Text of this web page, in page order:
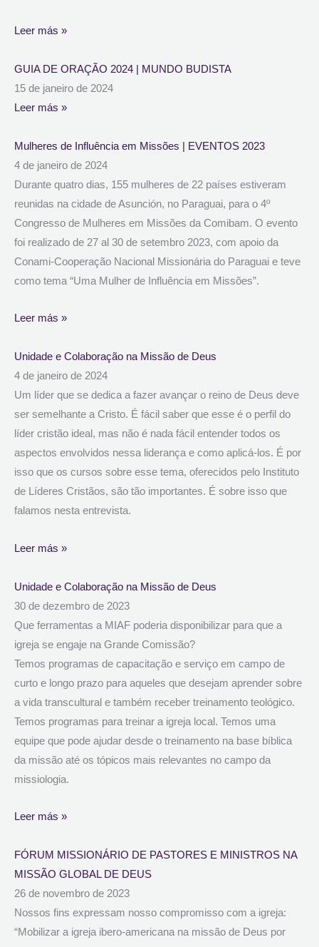
Leer más »
GUIA DE ORAÇÃO 2024 | MUNDO BUDISTA
15 de janeiro de 2024
Leer más »
Mulheres de Influência em Missões | EVENTOS 2023
4 de janeiro de 2024
Durante quatro dias, 155 mulheres de 22 países estiveram
reunidas na cidade de Asunción, no Paraguai, para o 4º
Congresso de Mulheres em Missões da Comibam. O evento
foi realizado de 27 al 30 de setembro 2023, com apoio da
Conami-Cooperação Nacional Missionária do Paraguai e teve
como tema “Uma Mulher de Influência em Missões”.
Leer más »
Unidade e Colaboração na Missão de Deus
4 de janeiro de 2024
Um líder que se dedica a fazer avançar o reino de Deus deve
ser semelhante a Cristo. É fácil saber que esse é o perfil do
líder cristão ideal, mas não é nada fácil entender todos os
aspectos envolvidos nessa liderança e como aplicá-los. É por
isso que os cursos sobre esse tema, oferecidos pelo Instituto
de Líderes Cristãos, são tão importantes. É sobre isso que
falamos nesta entrevista.
Leer más »
Unidade e Colaboração na Missão de Deus
30 de dezembro de 2023
Que ferramentas a MIAF poderia disponibilizar para que a
igreja se engaje na Grande Comissão?
Temos programas de capacitação e serviço em campo de
curto e longo prazo para aqueles que desejam aprender sobre
a vida transcultural e também receber treinamento teológico.
Temos programas para treinar a igreja local. Temos uma
equipe que pode ajudar desde o treinamento na base bíblica
da missão até os tópicos mais relevantes no campo da
missiologia.
Leer más »
FÓRUM MISSIONÁRIO DE PASTORES E MINISTROS NA
MISSÃO GLOBAL DE DEUS
26 de novembro de 2023
Nossos fins expressam nosso compromisso com a igreja:
“Mobilizar a igreja ibero-americana na missão de Deus por